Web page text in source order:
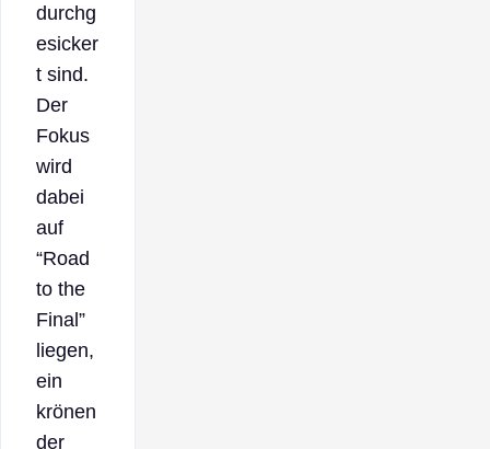
durchg
esicker
t sind.
Der
Fokus
wird
dabei
auf
“Road
to the
Final”
liegen,
ein
krönen
der